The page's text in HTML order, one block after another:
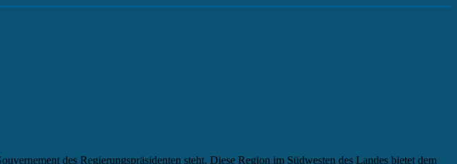
des Regierungspräsidenten steht. Diese Region im Südwesten des Landes bietet dem